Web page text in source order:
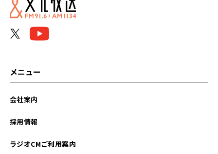
メニュー
会社案内
採用情報
ラジオCMご利用案内